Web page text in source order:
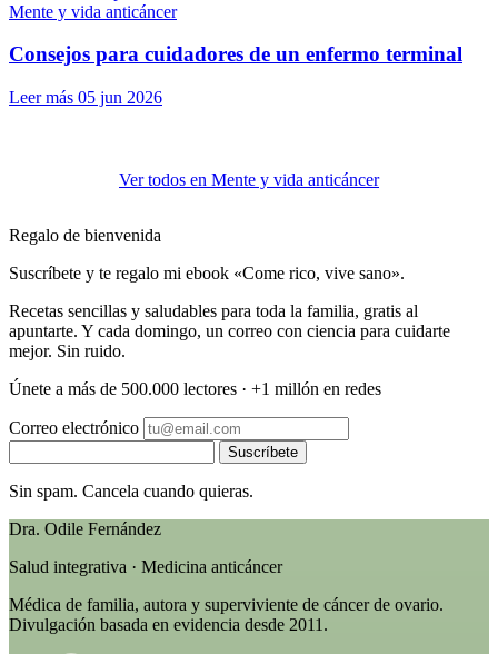
Mente y vida anticáncer
Consejos para cuidadores de un enfermo terminal
Leer más 05 jun 2026
Ver todos en Mente y vida anticáncer
Regalo de bienvenida
Suscríbete y te regalo mi ebook «Come rico, vive sano».
Recetas sencillas y saludables para toda la familia, gratis al
apuntarte. Y cada domingo, un correo con ciencia para cuidarte
mejor. Sin ruido.
Únete a más de 500.000 lectores · +1 millón en redes
Correo electrónico
Suscríbete
Sin spam. Cancela cuando quieras.
Dra. Odile Fernández
Salud integrativa · Medicina anticáncer
Médica de familia, autora y superviviente de cáncer de ovario.
Divulgación basada en evidencia desde 2011.